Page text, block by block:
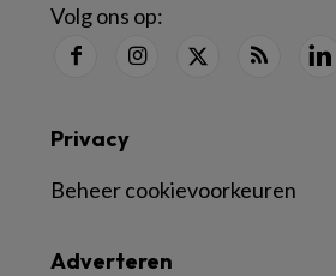
Volg ons op:
Adverteren
Privacy
Beheer cookievoorkeuren